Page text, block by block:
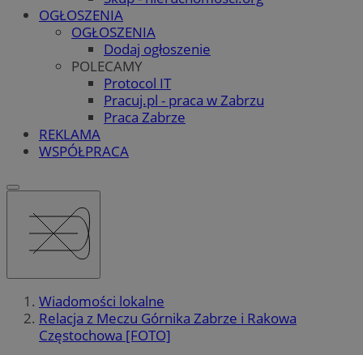
OGŁOSZENIA
OGŁOSZENIA
Dodaj ogłoszenie
POLECAMY
Protocol IT
Pracuj.pl - praca w Zabrzu
Praca Zabrze
REKLAMA
WSPÓŁPRACA
Wiadomości lokalne
Relacja z Meczu Górnika Zabrze i Rakowa
Częstochowa [FOTO]